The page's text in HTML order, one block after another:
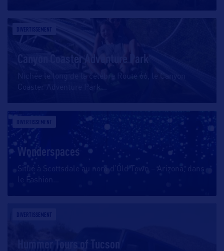
DIVERTISSEMENT
Canyon Coaster Adventure Park
Nichée le long de la célèbre Route 66, le Canyon
Coaster Adventure Park
DIVERTISSEMENT
Wonderspaces
Situé à Scottsdale au nord d’Old Town – Arizona, dans
le Fashion
DIVERTISSEMENT
Hummer Tours of Tucson